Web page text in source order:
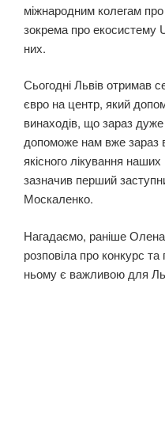
міжнародним колегам про
зокрема про екосистему
них.
Сьогодні Львів отримав
євро на центр, який
винаходів, що зараз
допоможе нам вже зараз
якісного лікування
зазначив перший
Москаленко.
Нагадаємо, раніше
розповіла про конкурс
ньому є важливою для